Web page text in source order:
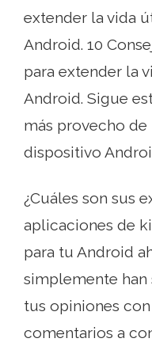
extender la vida
Android. 10
para extender la
Android. Sigue
más provecho
dispositivo
¿Cuáles son sus
aplicaciones de
para tu Android
simplemente
tus opiniones
comentarios a